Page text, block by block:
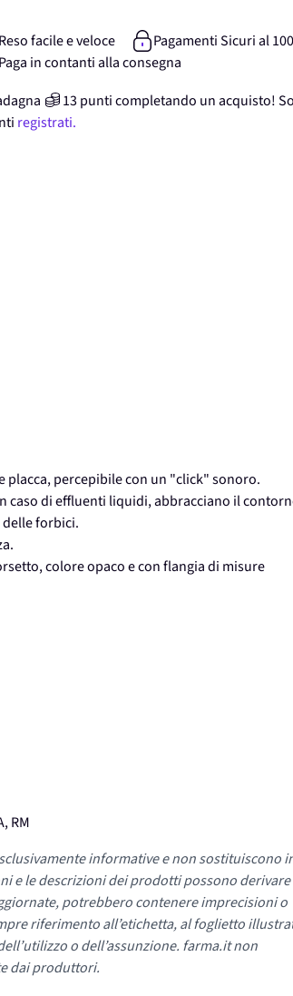
Reso facile e veloce
Pagamenti Sicuri al
Paga in contanti alla consegna
13punticompletando un acquisto!
registrati.
placca, percepibile con un "click" sonoro.
caso di effluenti liquidi, abbracciano il
forbici.
colore opaco e con flangia di misure
RM
informative e non sostituiscono
e le descrizioni dei prodotti possono derivare
potrebbero contenere imprecisioni o
riferimento all’etichetta, al foglietto
o dell’assunzione. farma.it non
dai produttori.